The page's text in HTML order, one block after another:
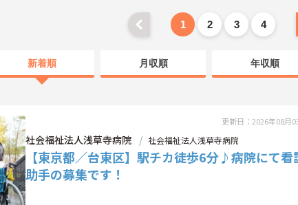
1 2 3 4
新着順 月収順 年収順
更新日：2026年08月
社会福祉法人浅草寺病院 社会福祉法人浅草寺病院
【東京都／台東区】駅チカ徒歩6分♪病院にて看
助手の募集です！